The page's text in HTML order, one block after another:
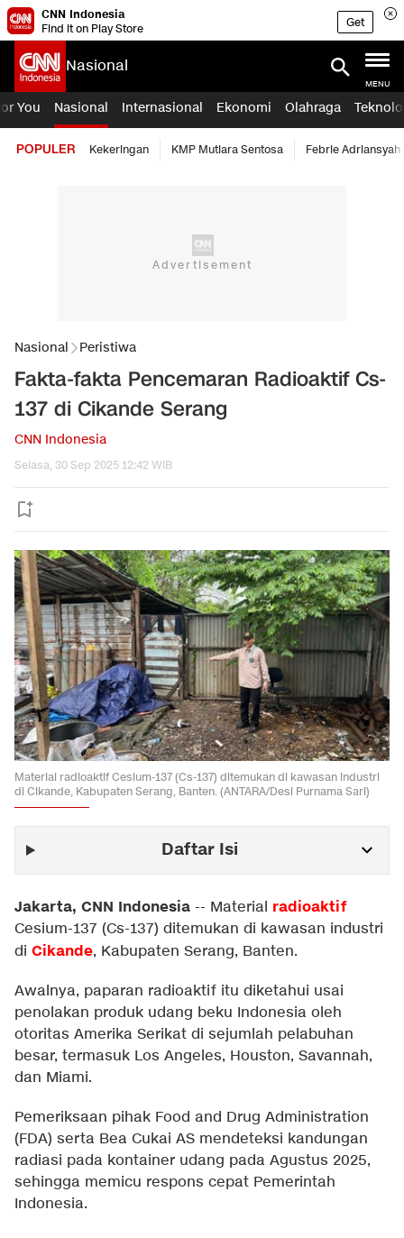
CNN Indonesia
Find it on Play Store
Get
Nasional
MENU
You Nasional Internasional Ekonomi Olahraga
POPULER Kekeringan KMP Mutiara Sentosa Febrie Adriansyah
Nasional Peristiwa
Fakta-fakta Pencemaran Radioaktif Cs-
137 di Cikande Serang
CNN Indonesia
Selasa, 30 Sep 2025 12:42 WIB
Material radioaktif Cesium-137 (Cs-137) ditemukan di kawasan industri
di Cikande, Kabupaten Serang, Banten. (ANTARA/Desi Purnama Sari)
Daftar Isi
Jakarta, CNN Indonesia -- Material radioaktif
Cesium-137 (Cs-137) ditemukan di kawasan industri
di Cikande, Kabupaten Serang, Banten.
Awalnya, paparan radioaktif itu diketahui usai
penolakan produk udang beku Indonesia oleh
otoritas Amerika Serikat di sejumlah pelabuhan
besar, termasuk Los Angeles, Houston, Savannah,
dan Miami.
Pemeriksaan pihak Food and Drug Administration
(FDA) serta Bea Cukai AS mendeteksi kandungan
radiasi pada kontainer udang pada Agustus 2025,
sehingga memicu respons cepat Pemerintah
Indonesia.